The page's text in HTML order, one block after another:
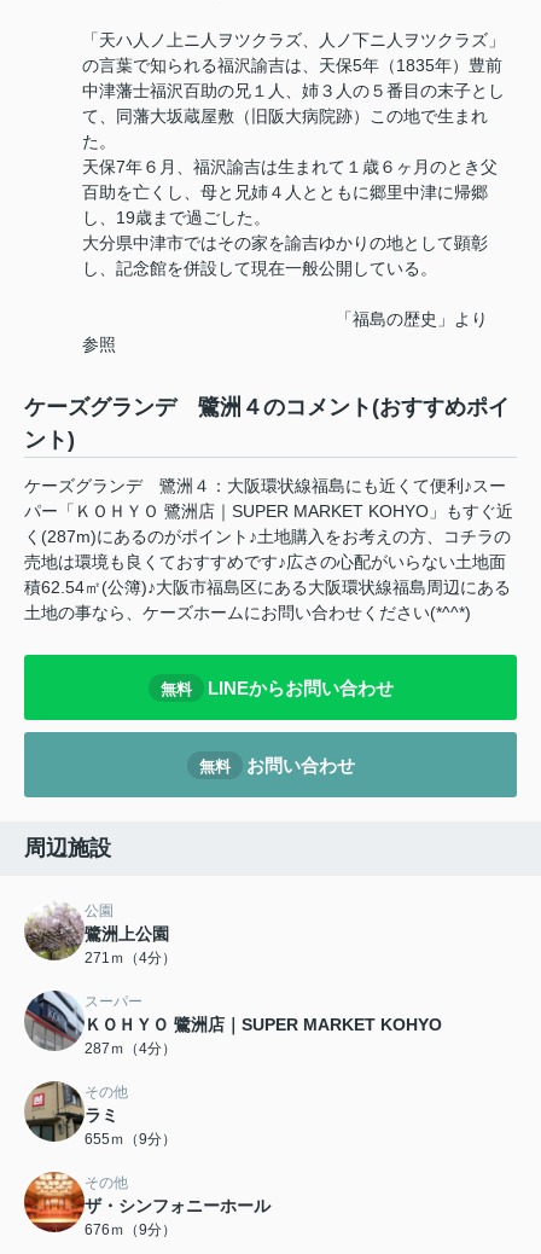
「天ハ人ノ上ニ人ヲツクラズ、人ノ下ニ人ヲツクラズ」
の言葉で知られる福沢諭吉は、天保5年（1835年）豊前
中津藩士福沢百助の兄１人、姉３人の５番目の末子とし
て、同藩大坂蔵屋敷（旧阪大病院跡）この地で生まれ
た。
天保7年６月、福沢諭吉は生まれて１歳６ヶ月のとき父
百助を亡くし、母と兄姉４人とともに郷里中津に帰郷
し、19歳まで過ごした。
大分県中津市ではその家を諭吉ゆかりの地として顕彰
し、記念館を併設して現在一般公開している。
「福島の歴史」より
参照
ケーズグランデ 鷺洲４のコメント(おすすめポイ
ント)
ケーズグランデ 鷺洲４：大阪環状線福島にも近くて便利♪スー
パー「ＫＯＨＹＯ 鷺洲店｜SUPER MARKET KOHYO」もすぐ近
く(287m)にあるのがポイント♪土地購入をお考えの方、コチラの
売地は環境も良くておすすめです♪広さの心配がいらない土地面
積62.54㎡(公簿)♪大阪市福島区にある大阪環状線福島周辺にある
土地の事なら、ケーズホームにお問い合わせください(*^^*)
無料 LINEからお問い合わせ
無料 お問い合わせ
周辺施設
公園
鷺洲上公園
271ｍ（4分）
スーパー
ＫＯＨＹＯ 鷺洲店｜SUPER MARKET KOHYO
287ｍ（4分）
その他
ラミ
655ｍ（9分）
その他
ザ・シンフォニーホール
676ｍ（9分）